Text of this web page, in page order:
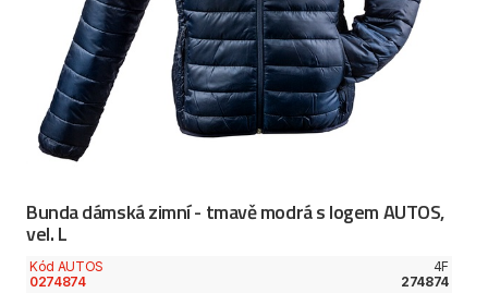
Bunda dámská zimní - tmavě modrá s logem AUTOS,
vel. L
Kód AUTOS
0274874
4F
274874